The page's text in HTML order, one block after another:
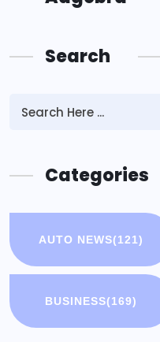
Search
Categories
AUTO NEWS(121)
BUSINESS(169)